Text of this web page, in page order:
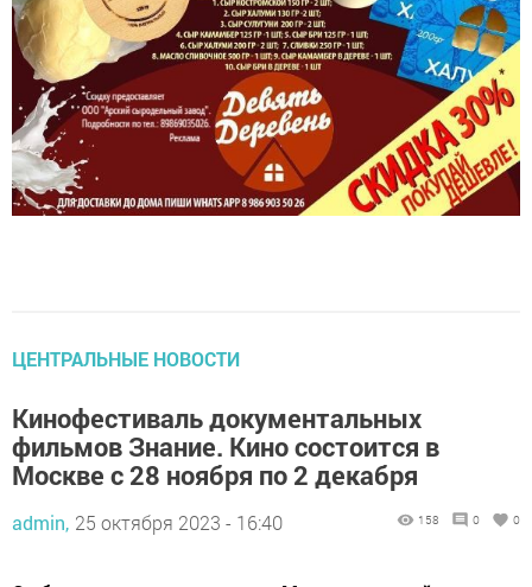
ЦЕНТРАЛЬНЫЕ НОВОСТИ
Кинофестиваль документальных
фильмов Знание. Кино состоится в
Москве с 28 ноября по 2 декабря
admin, 25 октября 2023 - 16:40